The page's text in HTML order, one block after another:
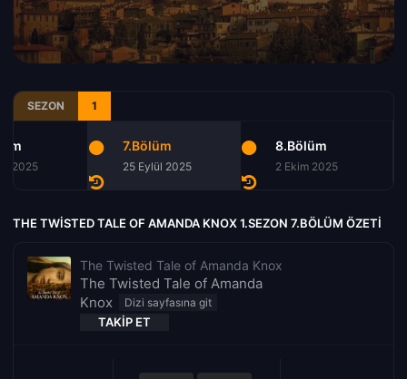
SEZON 1
2025
7.Bölüm
25 Eylül 2025
8.Bölüm
2 Ekim 2025
THE TWISTED TALE OF AMANDA KNOX 1.SEZON 7.BÖLÜM ÖZETI
The Twisted Tale of Amanda Knox
The Twisted Tale of Amanda
Knox
TAKIP ET